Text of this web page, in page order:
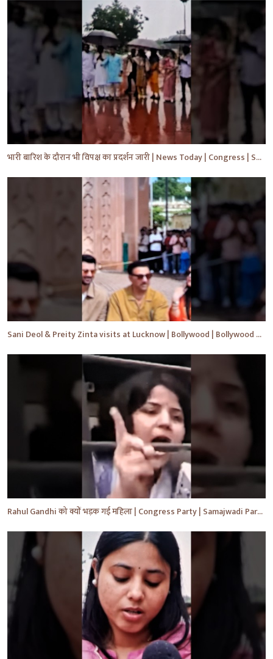
भारी बारिश के दौरान भी विपक्ष का प्रदर्शन जारी | News Today | Congress | Samajwadi | #shorts #yt
Sani Deol & Preity Zinta visits at Lucknow | Bollywood | Bollywood News | #bollywood #shorts #yt
Rahul Gandhi को क्यों भड़क गई महिला | Congress Party | Samajwadi Party | #shorts #ytshorts #yt